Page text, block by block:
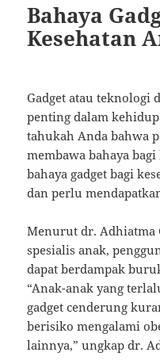
Bahaya
Kesehatan
Gadget atau teknologi
penting dalam
tahukah Anda bahwa
membawa bahaya bagi
bahaya gadget bagi
dan perlu
Menurut dr. Adhiatma
spesialis anak,
dapat berdampak
“Anak-anak yang
gadget cenderung
berisiko mengalami
lainnya,” ungkap dr.